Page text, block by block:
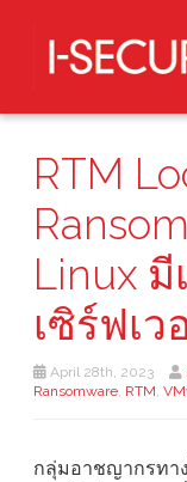
RTM
Linux
เซิร์ฟเว
April 28th, 2023
Ransomware, RTM,
กลุ่มอาชญากรทาง